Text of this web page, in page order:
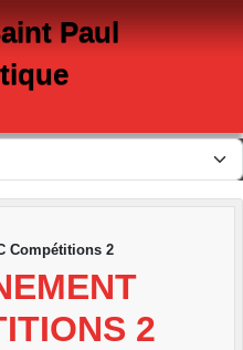
Paul
Compétitions 2
2